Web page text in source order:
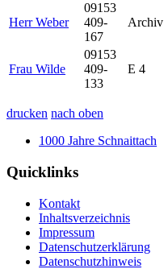
Herr Weber
09153
409-
167
Archiv
Frau Wilde
09153
409-
133
E 4
drucken nach oben
1000 Jahre Schnaittach
Quicklinks
Kontakt
Inhaltsverzeichnis
Impressum
Datenschutzerklärung
Datenschutzhinweis